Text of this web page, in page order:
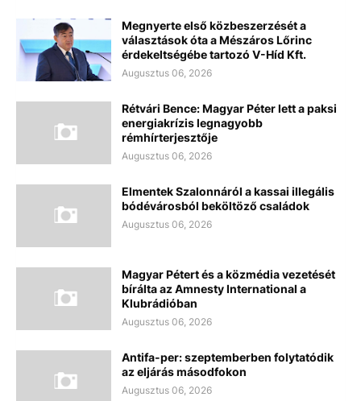
Megnyerte első közbeszerzését a
választások óta a Mészáros Lőrinc
érdekeltségébe tartozó V-Híd Kft.
Augusztus 06, 2026
Rétvári Bence: Magyar Péter lett a paksi
energiakrízis legnagyobb
rémhírterjesztője
Augusztus 06, 2026
Elmentek Szalonnáról a kassai illegális
bódévárosból beköltöző családok
Augusztus 06, 2026
Magyar Pétert és a közmédia vezetését
bírálta az Amnesty International a
Klubrádióban
Augusztus 06, 2026
Antifa-per: szeptemberben folytatódik
az eljárás másodfokon
Augusztus 06, 2026